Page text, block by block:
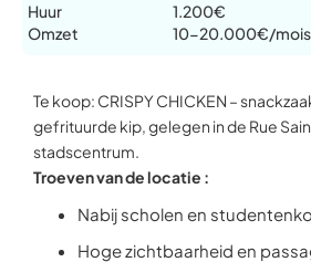
Huur
Omzet
1.200€
10-20.000€/mois
Te koop: CRISPY CHICKEN –
gefrituurde kip, gelegen in de Rue
stadscentrum.
Troeven van de locatie :
Nabij scholen en
Hoge zichtbaarheid en